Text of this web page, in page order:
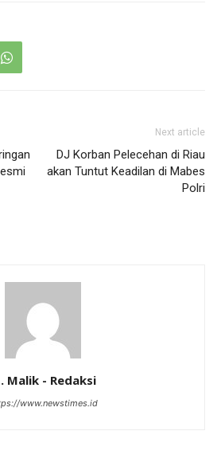
Next article
DJ Korban Pelecehan di Riau
akan Tuntut Keadilan di Mabes
Polri
Malik - Redaksi
www.newstimes.id